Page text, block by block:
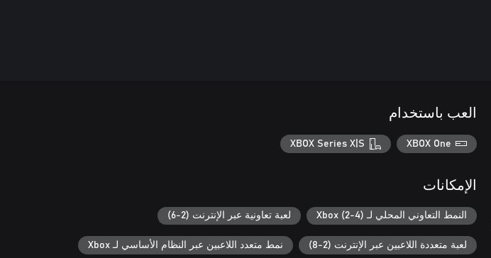
العب باستخدام
XBOX One
XBOX Series X|S
الإمكانات
النمط التعاوني المحلي لـ Xbox (2-4) لعبة تعاونية عبر الإنترنت (2-6)
لعبة متعددة اللاعبين عبر الإنترنت (2-8) نمط متعدد اللاعبين عبر النظام الأساسي لـ Xbox